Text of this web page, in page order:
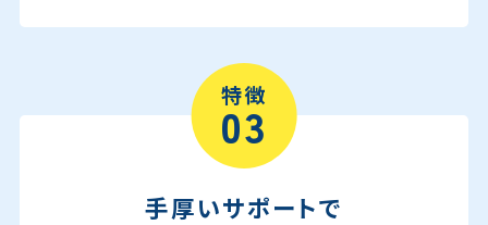
特徴
03
手厚いサポートで